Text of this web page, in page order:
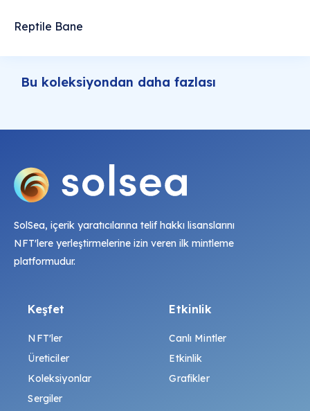
Reptile Bane
Bu koleksiyondan daha fazlası
SolSea, içerik yaratıcılarına telif hakkı lisanslarını
NFT'lere yerleştirmelerine izin veren ilk mintleme
platformudur.
Keşfet
NFT'ler
Üreticiler
Koleksiyonlar
Sergiler
Etkinlik
Canlı Mintler
Etkinlik
Grafikler